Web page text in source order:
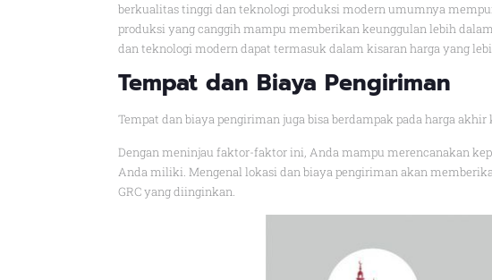
berkualitas tinggi dan teknologi produksi modern umumnya
produksi yang canggih mampu memberikan keunggulan lebih
dan teknologi modern dapat termasuk dalam kisaran harga yang
Tempat dan Biaya Pengiriman
Tempat dan biaya pengiriman juga bisa berdampak pada harga
Dengan meninjau faktor-faktor ini, Anda mampu merencanakan
Anda miliki. Mengenal lokasi dan biaya pengiriman akan
GRC yang diinginkan.